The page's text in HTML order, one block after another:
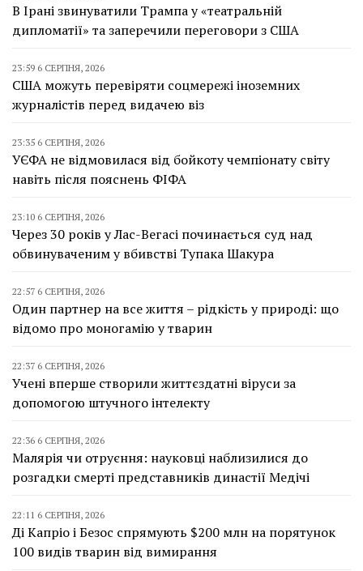
В Ірані звинуватили Трампа у «театральній
дипломатії» та заперечили переговори з США
23:59 6 СЕРПНЯ, 2026
США можуть перевіряти соцмережі іноземних
журналістів перед видачею віз
23:35 6 СЕРПНЯ, 2026
УЄФА не відмовилася від бойкоту чемпіонату світу
навіть після пояснень ФІФА
23:10 6 СЕРПНЯ, 2026
Через 30 років у Лас-Вегасі починається суд над
обвинуваченим у вбивстві Тупака Шакура
22:57 6 СЕРПНЯ, 2026
Один партнер на все життя – рідкість у природі: що
відомо про моногамію у тварин
22:37 6 СЕРПНЯ, 2026
Учені вперше створили життєздатні віруси за
допомогою штучного інтелекту
22:36 6 СЕРПНЯ, 2026
Малярія чи отруєння: науковці наблизилися до
розгадки смерті представників династії Медічі
22:11 6 СЕРПНЯ, 2026
Ді Капріо і Безос спрямують $200 млн на порятунок
100 видів тварин від вимирання